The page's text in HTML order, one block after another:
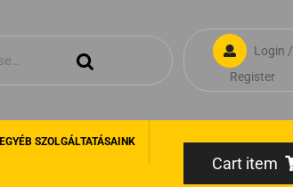
Login /
Register
EGYÉB SZOLGÁLTATÁSAINK
Cart item